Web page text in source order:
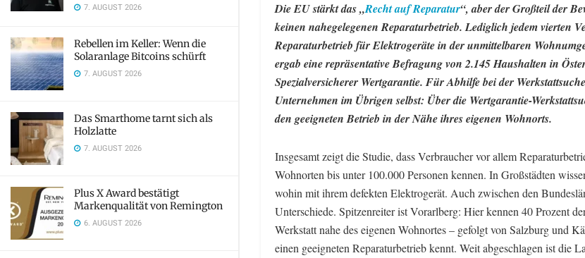
7. AUGUST 2026
Rebellen im Keller: Wenn die
Solaranlage Bitcoins schürft
7. AUGUST 2026
Das Smarthome tarnt sich als
Holzlatte
7. AUGUST 2026
Plus X Award bestätigt
Markenqualität von Remington
6. AUGUST 2026
Die EU stärkt das „Recht auf Reparatur“, aber der Großteil der
keinen nahegelegenen Reparaturbetrieb. Lediglich jedem vierten
Reparaturbetrieb für Elektrogeräte in der unmittelbaren
ergab eine repräsentative Befragung von 2.145 Haushalten in
Spezialversicherer Wertgarantie. Für Abhilfe bei der
Unternehmen im Übrigen selbst: Über die Wertgarantie-
den geeigneten Betrieb in der Nähe ihres eigenen Wohnorts.
Insgesamt zeigt die Studie, dass Verbraucher vor allem
Wohnorten bis unter 100.000 Personen kennen. In Großstädten
wohin mit ihrem defekten Elektrogerät. Auch zwischen den
Unterschiede. Spitzenreiter ist Vorarlberg: Hier kennen 40 Prozent
Werkstatt nahe des eigenen Wohnortes – gefolgt von Salzburg und
einen geeigneten Reparaturbetrieb kennt. Weit abgeschlagen ist die